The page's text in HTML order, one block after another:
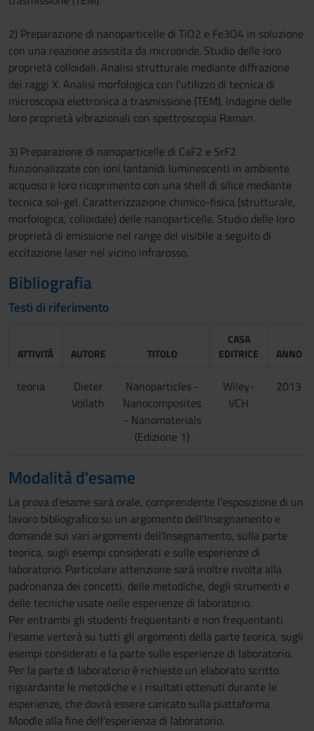
2) Preparazione di nanoparticelle di TiO2 e Fe3O4 in soluzione
con una reazione assistita da microonde. Studio delle loro
proprietà colloidali. Analisi strutturale mediante diffrazione
dei raggi X. Analisi morfologica con l'utilizzo di tecnica di
microscopia elettronica a trasmissione (TEM). Indagine delle
loro proprietà vibrazionali con spettroscopia Raman.
3) Preparazione di nanoparticelle di CaF2 e SrF2
funzionalizzate con ioni lantanidi luminescenti in ambiente
acquoso e loro ricoprimento con una shell di silice mediante
tecnica sol-gel. Caratterizzazione chimico-fisica (strutturale,
morfologica, colloidale) delle nanoparticelle. Studio delle loro
proprietà di emissione nel range del visibile a seguito di
eccitazione laser nel vicino infrarosso.
Bibliografia
Testi di riferimento
ATTIVITÀ AUTORE TITOLO
CASA
EDITRICE
ANNO
teoria
Dieter
Vollath
Nanoparticles -
Nanocomposites
- Nanomaterials
(Edizione 1)
Wiley-
VCH
2013
Modalità d'esame
La prova d'esame sarà orale, comprendente l'esposizione di un
lavoro bibliografico su un argomento dell'Insegnamento e
domande sui vari argomenti dell'Insegnamento, sulla parte
teorica, sugli esempi considerati e sulle esperienze di
laboratorio. Particolare attenzione sarà inoltre rivolta alla
padronanza dei concetti, delle metodiche, degli strumenti e
delle tecniche usate nelle esperienze di laboratorio.
Per entrambi gli studenti frequentanti e non frequentanti
l'esame verterà su tutti gli argomenti della parte teorica, sugli
esempi considerati e la parte sulle esperienze di laboratorio.
Per la parte di laboratorio è richiesto un elaborato scritto
riguardante le metodiche e i risultati ottenuti durante le
esperienze, che dovrà essere caricato sulla piattaforma
Moodle alla fine dell'esperienza di laboratorio.